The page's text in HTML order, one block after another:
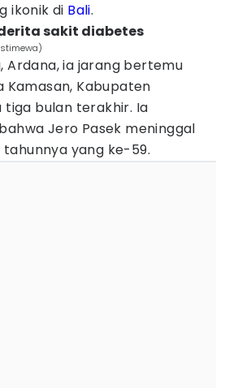
ikonik di Bali.
sakit diabetes
Ardana, ia jarang bertemu
Kamasan, Kabupaten
tiga bulan terakhir. Ia
Jero Pasek meninggal
yang ke-59.